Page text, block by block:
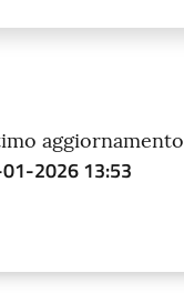
aggiornamento
2026 13:53